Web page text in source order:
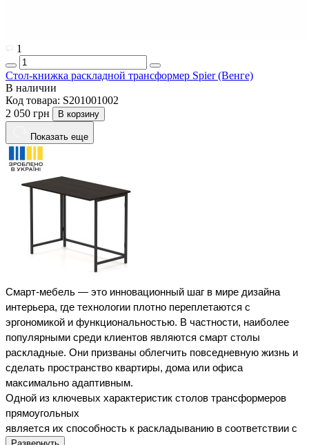
1
Стол-книжка раскладной трансформер Spier (Венге)
В наличии
Код товара: S201001002
2 050 грн
В корзину
Показать еще
Смарт-мебель — это инновационный шаг в мире дизайна
интерьера, где технологии плотно переплетаются с
эргономикой и функциональностью. В частности, наиболее
популярными среди клиентов являются смарт столы
раскладные. Они призваны облегчить повседневную жизнь и
сделать пространство квартиры, дома или офиса
максимально адаптивным.
Одной из ключевых характеристик столов трансформеров
прямоугольных
является их способность к раскладыванию в соответствии с